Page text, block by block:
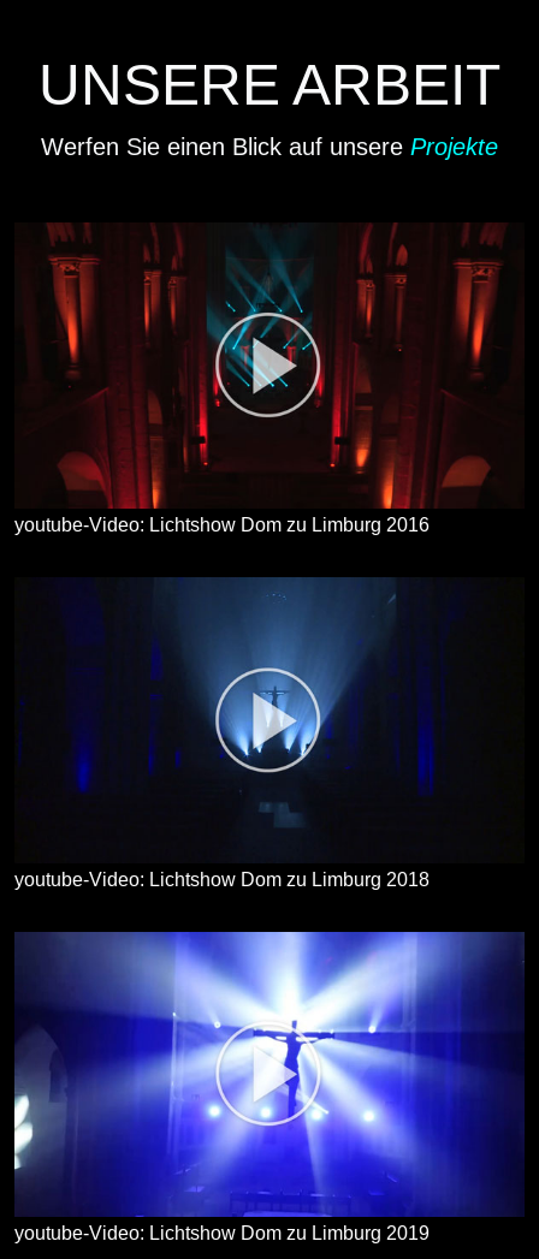
UNSERE ARBEIT
Werfen Sie einen Blick auf unsere Projekte
youtube-Video: Lichtshow Dom zu Limburg 2016
youtube-Video: Lichtshow Dom zu Limburg 2018
youtube-Video: Lichtshow Dom zu Limburg 2019